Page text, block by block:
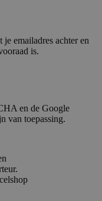
emailadres achter en
is.
en de Google
van toepassing.